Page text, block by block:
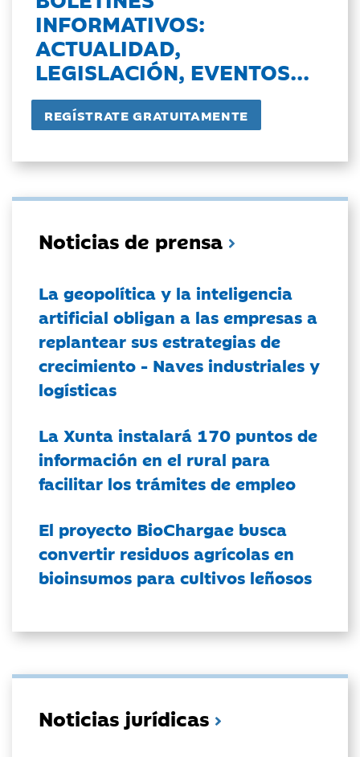
INFORMATIVOS:
ACTUALIDAD,
LEGISLACIÓN, EVENTOS...
Noticias de prensa
La geopolítica y la inteligencia
artificial obligan a las empresas a
replantear sus estrategias de
crecimiento - Naves industriales y
logísticas
La Xunta instalará 170 puntos de
información en el rural para
facilitar los trámites de empleo
El proyecto BioChargae busca
convertir residuos agrícolas en
bioinsumos para cultivos leñosos
Noticias jurídicas